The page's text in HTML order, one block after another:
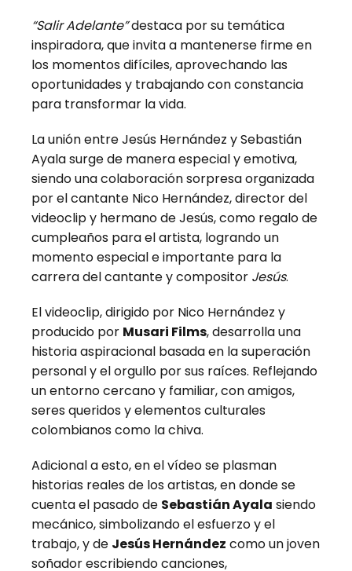
“Salir Adelante”destaca por su temática
inspiradora, que invita a mantenerse firme en
los momentos difíciles, aprovechando las
oportunidades y trabajando con constancia
para transformar la vida.
La unión entre Jesús Hernández y Sebastián
Ayala surge de manera especial y emotiva,
siendo una colaboración sorpresa organizada
por el cantante Nico Hernández, director del
videoclip y hermano de Jesús, como regalo de
cumpleaños para el artista, logrando un
momento especial e importante para la
carrera del cantante y compositor Jesús.
El videoclip, dirigido por Nico Hernández y
producido por Musari Films, desarrolla una
historia aspiracional basada en la superación
personal y el orgullo por sus raíces. Reflejando
un entorno cercano y familiar, con amigos,
seres queridos y elementos culturales
colombianos como la chiva.
Adicional a esto, en el vídeo se plasman
historias reales de los artistas, en donde se
cuenta el pasado de Sebastián Ayala siendo
mecánico, simbolizando el esfuerzo y el
trabajo, y de Jesús Hernández como un joven
soñador escribiendo canciones,